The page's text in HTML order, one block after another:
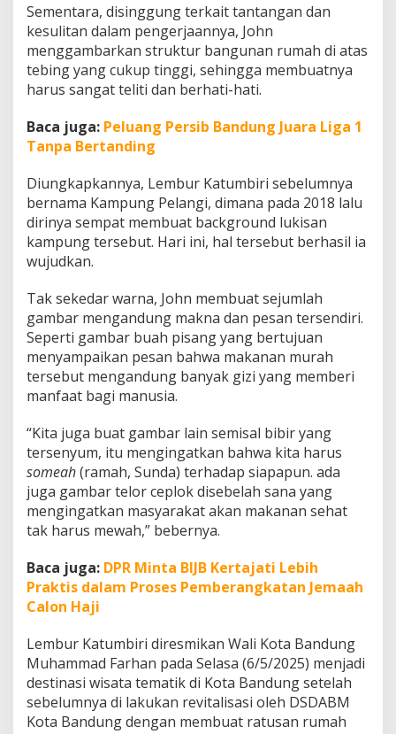
Sementara, disinggung terkait tantangan dan
kesulitan dalam pengerjaannya, John
menggambarkan struktur bangunan rumah di atas
tebing yang cukup tinggi, sehingga membuatnya
harus sangat teliti dan berhati-hati.
Baca juga: Peluang Persib Bandung Juara Liga 1
Tanpa Bertanding
Diungkapkannya, Lembur Katumbiri sebelumnya
bernama Kampung Pelangi, dimana pada 2018 lalu
dirinya sempat membuat background lukisan
kampung tersebut. Hari ini, hal tersebut berhasil ia
wujudkan.
Tak sekedar warna, John membuat sejumlah
gambar mengandung makna dan pesan tersendiri.
Seperti gambar buah pisang yang bertujuan
menyampaikan pesan bahwa makanan murah
tersebut mengandung banyak gizi yang memberi
manfaat bagi manusia.
“Kita juga buat gambar lain semisal bibir yang
tersenyum, itu mengingatkan bahwa kita harus
someah(ramah, Sunda) terhadap siapapun. ada
juga gambar telor ceplok disebelah sana yang
mengingatkan masyarakat akan makanan sehat
tak harus mewah,” bebernya.
Baca juga: DPR Minta BIJB Kertajati Lebih
Praktis dalam Proses Pemberangkatan Jemaah
Calon Haji
Lembur Katumbiri diresmikan Wali Kota Bandung
Muhammad Farhan pada Selasa (6/5/2025) menjadi
destinasi wisata tematik di Kota Bandung setelah
sebelumnya di lakukan revitalisasi oleh DSDABM
Kota Bandung dengan membuat ratusan rumah